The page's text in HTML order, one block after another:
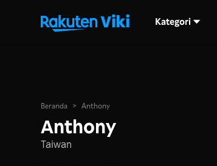
Kategori
Beranda > Anthony
Anthony
Taiwan